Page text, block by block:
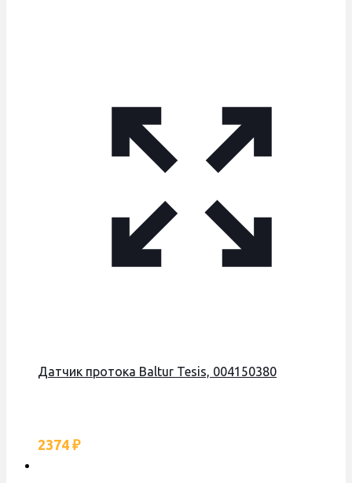
Датчик протока Baltur Tesis, 004150380
2374 ₽